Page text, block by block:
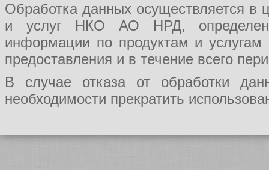
Обработка данных осуществляется в
и услуг НКО АО НРД, определения
информации по продуктам и
предоставления и в течение всего
В случае отказа от обработки
необходимости прекратить